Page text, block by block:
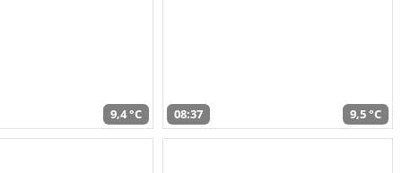
9,4 °C 08:37 9,5 °C